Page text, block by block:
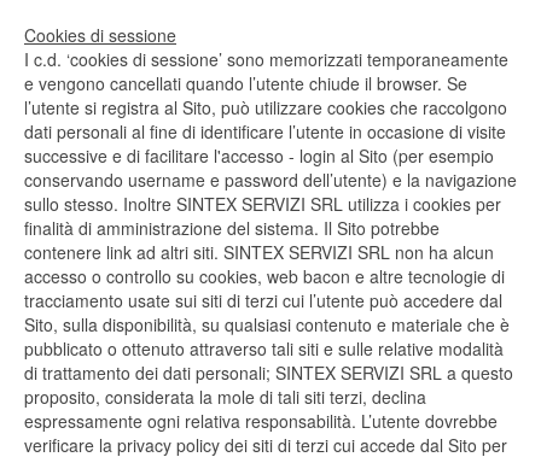
Cookies di sessione
I c.d. ‘cookies di sessione’ sono memorizzati temporaneamente
e vengono cancellati quando l’utente chiude il browser. Se
l’utente si registra al Sito, può utilizzare cookies che raccolgono
dati personali al fine di identificare l’utente in occasione di visite
successive e di facilitare l'accesso - login al Sito (per esempio
conservando username e password dell’utente) e la navigazione
sullo stesso. Inoltre SINTEX SERVIZI SRL utilizza i cookies per
finalità di amministrazione del sistema. Il Sito potrebbe
contenere link ad altri siti. SINTEX SERVIZI SRL non ha alcun
accesso o controllo su cookies, web bacon e altre tecnologie di
tracciamento usate sui siti di terzi cui l’utente può accedere dal
Sito, sulla disponibilità, su qualsiasi contenuto e materiale che è
pubblicato o ottenuto attraverso tali siti e sulle relative modalità
di trattamento dei dati personali; SINTEX SERVIZI SRL a questo
proposito, considerata la mole di tali siti terzi, declina
espressamente ogni relativa responsabilità. L’utente dovrebbe
verificare la privacy policy dei siti di terzi cui accede dal Sito per